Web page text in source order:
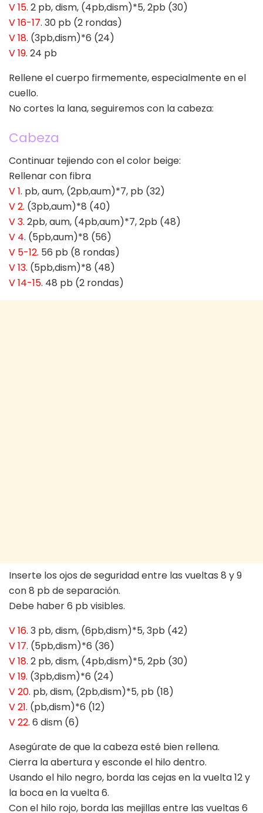
V 15. 2 pb, dism, (4pb,dism)*5, 2pb (30)
V 16-17. 30 pb (2 rondas)
V 18. (3pb,dism)*6 (24)
V 19. 24 pb
Rellene el cuerpo firmemente, especialmente en el
cuello.
No cortes la lana, seguiremos con la cabeza:
Cabeza
Continuar tejiendo con el color beige:
Rellenar con fibra
V 1. pb, aum, (2pb,aum)*7, pb (32)
V 2. (3pb,aum)*8 (40)
V 3. 2pb, aum, (4pb,aum)*7, 2pb (48)
V 4. (5pb,aum)*8 (56)
V 5-12. 56 pb (8 rondas)
V 13. (5pb,dism)*8 (48)
V 14-15. 48 pb (2 rondas)
Inserte los ojos de seguridad entre las vueltas 8 y 9
con 8 pb de separación.
Debe haber 6 pb visibles.
V 16. 3 pb, dism, (6pb,dism)*5, 3pb (42)
V 17. (5pb,dism)*6 (36)
V 18. 2 pb, dism, (4pb,dism)*5, 2pb (30)
V 19. (3pb,dism)*6 (24)
V 20. pb, dism, (2pb,dism)*5, pb (18)
V 21. (pb,dism)*6 (12)
V 22. 6 dism (6)
Asegúrate de que la cabeza esté bien rellena.
Cierra la abertura y esconde el hilo dentro.
Usando el hilo negro, borda las cejas en la vuelta 12 y
la boca en la vuelta 6.
Con el hilo rojo, borda las mejillas entre las vueltas 6